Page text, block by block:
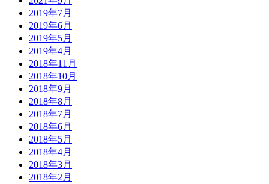
2019年7月
2019年6月
2019年5月
2019年4月
2018年11月
2018年10月
2018年9月
2018年8月
2018年7月
2018年6月
2018年5月
2018年4月
2018年3月
2018年2月